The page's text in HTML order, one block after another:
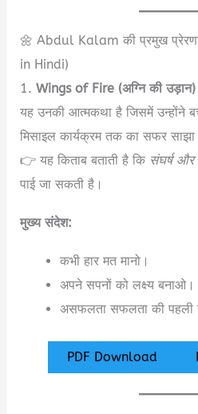
🌼 Abdul Kalam की प्रमुख
in Hindi)
1.Wings of Fire (अग्नि की उड़ान)
यह उनकी आत्मकथा है जिसमें उन्होंने
मिसाइल कार्यक्रम तक का सफर साझा
👉 यह किताब बताती है कि संघर्ष और
पाई जा सकती है।
मुख्य संदेश:
कभी हार मत मानो।
अपने सपनों को लक्ष्य बनाओ।
असफलता सफलता की पहली
PDF Download